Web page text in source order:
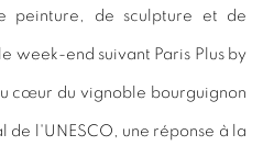
peinture, de sculpture et de
week-end suivant Paris Plus by
cœur du vignoble bourguignon
de l'UNESCO, une réponse à la